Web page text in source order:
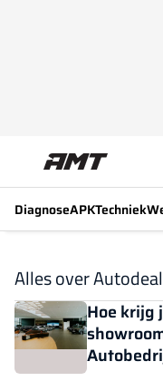
DiagnoseAPKTechniek
Alles over
Hoe krijg